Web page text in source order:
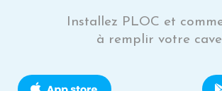
Installez PLOC et
à remplir votre cave